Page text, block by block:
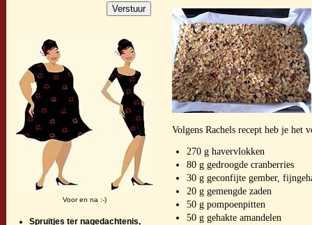
Voor en na :-)
Spruitjes ter nagedachtenis,
Volgens Rachels recept heb je het
270 g havervlokken
80 g gedroogde cranberries
30 g geconfijte gember,
20 g gemengde zaden
50 g pompoenpitten
50 g gehakte amandelen